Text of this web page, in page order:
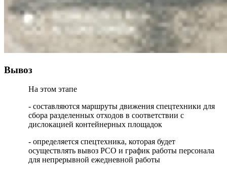
Вывоз
На этом этапе
- составляются маршруты движения спецтехники для
сбора разделенных отходов в соответствии с
дислокацией контейнерных площадок
- определяется спецтехника, которая будет
осуществлять вывоз РСО и график работы персонала
для непрерывной ежедневной работы